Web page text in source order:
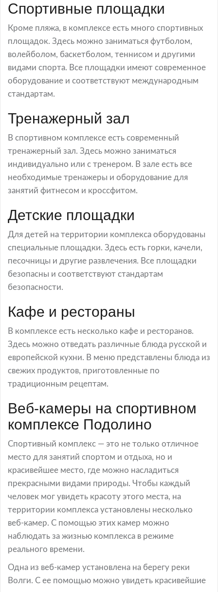
Спортивные площадки
Кроме пляжа, в комплексе есть много спортивных
площадок. Здесь можно заниматься футболом,
волейболом, баскетболом, теннисом и другими
видами спорта. Все площадки имеют современное
оборудование и соответствуют международным
стандартам.
Тренажерный зал
В спортивном комплексе есть современный
тренажерный зал. Здесь можно заниматься
индивидуально или с тренером. В зале есть все
необходимые тренажеры и оборудование для
занятий фитнесом и кроссфитом.
Детские площадки
Для детей на территории комплекса оборудованы
специальные площадки. Здесь есть горки, качели,
песочницы и другие развлечения. Все площадки
безопасны и соответствуют стандартам
безопасности.
Кафе и рестораны
В комплексе есть несколько кафе и ресторанов.
Здесь можно отведать различные блюда русской и
европейской кухни. В меню представлены блюда из
свежих продуктов, приготовленные по
традиционным рецептам.
Веб-камеры на спортивном
комплексе Подолино
Спортивный комплекс — это не только отличное
место для занятий спортом и отдыха, но и
красивейшее место, где можно насладиться
прекрасными видами природы. Чтобы каждый
человек мог увидеть красоту этого места, на
территории комплекса установлены несколько
веб-камер. С помощью этих камер можно
наблюдать за жизнью комплекса в режиме
реального времени.
Одна из веб-камер установлена на берегу реки
Волги. С ее помощью можно увидеть красивейшие